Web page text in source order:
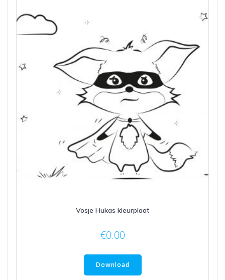
Vosje Hukas kleurplaat
€0.00
Download